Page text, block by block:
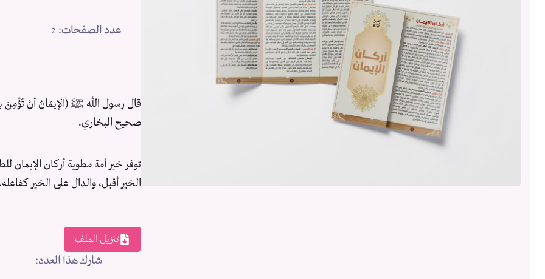
عدد الصفحات: 2
قال رسول الله ﷺ (الإيمَانُ أنْ تُؤْمِنَ
صحيح البخاري.
توفر خير أمة مطوية أركان الإيمان
الخير أقبل، والدال على الخير كفاعله.
تنزيل الملف
شارك هذا العدد: